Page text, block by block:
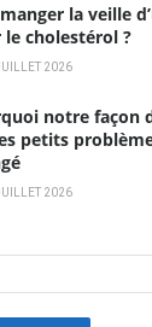
la veille
le cholestérol ?
2026
notre façon
petits
2026